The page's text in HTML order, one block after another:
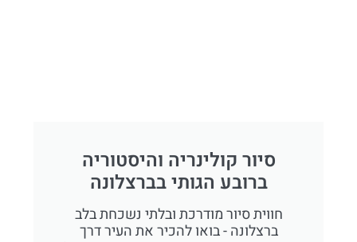
סיור קולינריה והיסטוריה
ברובע הגותי בברצלונה
חווית סיור מודרכת ובלתי נשכחת בלב
ברצלונה - בואו להכיר את העיר דרך